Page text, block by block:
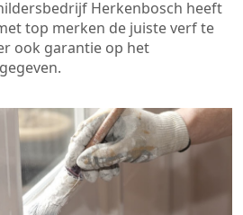
Herkenbosch heeft
top merken de juiste verf te
ook garantie op het